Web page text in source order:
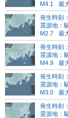
M4.1
最
発生時刻
震源地：
M2.7
最
発生時刻
震源地：
M4.9
最
発生時刻
震源地：
M3.0
最
発生時刻
震源地：